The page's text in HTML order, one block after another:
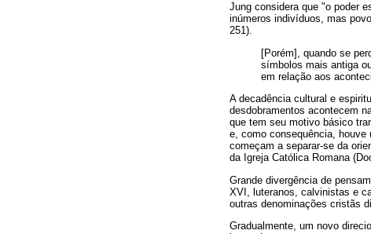
Jung considera que "o poder
inúmeros indivíduos, mas
251).
[Porém], quando se
símbolos mais antiga
em relação aos
A decadência cultural e
desdobramentos acontecem
que tem seu motivo básico
e, como consequência,
começam a separar-se da
da Igreja Católica Romana
Grande divergência de
XVI, luteranos, calvinistas e
outras denominações cristãs
Gradualmente, um novo